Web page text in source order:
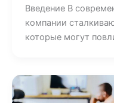
Введение В
компании
которые могут